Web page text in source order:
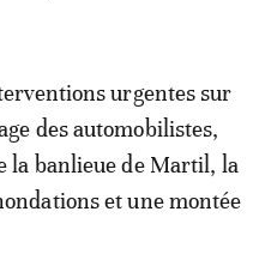
urgentes sur
des automobilistes,
la banlieue de Martil, la
et une montée